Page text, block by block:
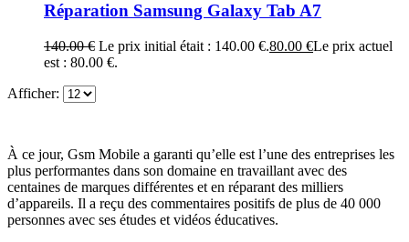
Réparation Samsung Galaxy Tab A7
140.00€ Le prix initial était : 140.00 €.80.00 €Le prix actuel
est : 80.00 €.
Afficher:
À ce jour, Gsm Mobile a garanti qu’elle est l’une des entreprises les
plus performantes dans son domaine en travaillant avec des
centaines de marques différentes et en réparant des milliers
d’appareils. Il a reçu des commentaires positifs de plus de 40 000
personnes avec ses études et vidéos éducatives.